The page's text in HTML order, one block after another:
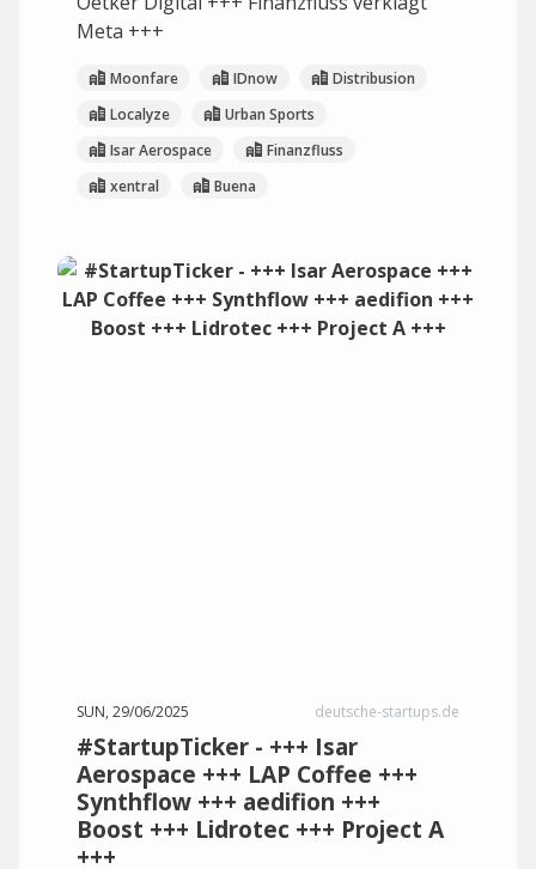
Meta +++
Moonfare IDnow
Distribusion
Localyze
Urban Sports
Isar Aerospace
Finanzfluss
xentral
Buena
SUN, 29/06/2025 deutsche-startups.de
#StartupTicker - +++ Isar
Aerospace +++ LAP Coffee +++
Synthflow +++ aedifion +++
Boost +++ Lidrotec +++ Project A
+++